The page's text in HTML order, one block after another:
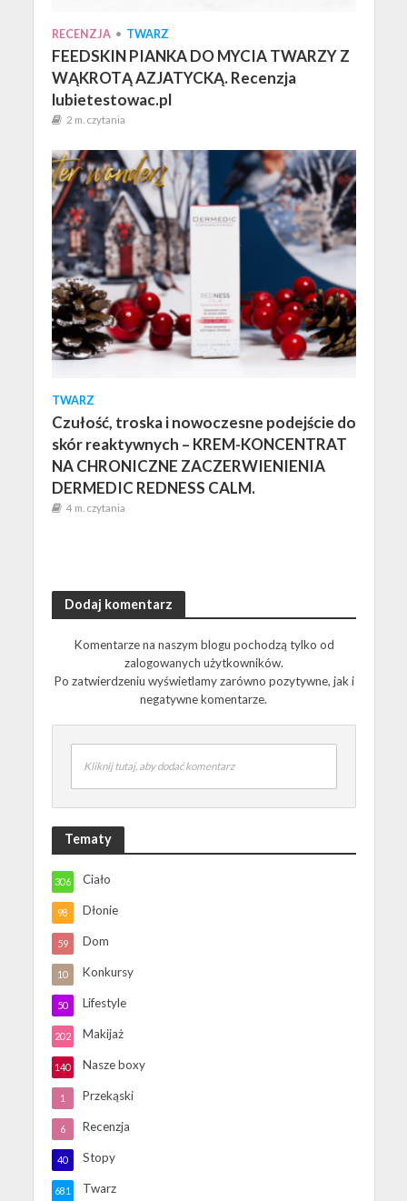
RECENZJA • TWARZ
FEEDSKIN PIANKA DO MYCIA TWARZY Z
WĄKROTĄ AZJATYCKĄ. Recenzja
lubietestowac.pl
2 m. czytania
TWARZ
Czułość, troska i nowoczesne podejście do
skór reaktywnych – KREM-KONCENTRAT
NA CHRONICZNE ZACZERWIENIENIA
DERMEDIC REDNESS CALM.
4 m. czytania
Dodaj komentarz
Komentarze na naszym blogu pochodzą tylko od
zalogowanych użytkowników.
Po zatwierdzeniu wyświetlamy zarówno pozytywne, jak i
negatywne komentarze.
Kliknij tutaj, aby dodać komentarz
Tematy
Ciało
306
Dłonie
98
Dom
59
Konkursy
10
Lifestyle
50
Makijaż
202
Nasze boxy
140
Przekąski
1
Recenzja
6
Stopy
40
Twarz
681